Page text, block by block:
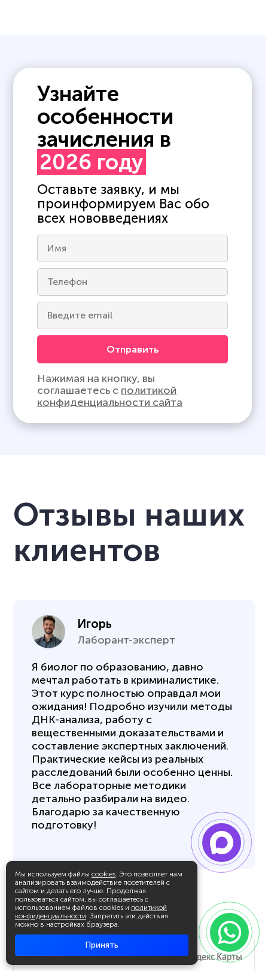
Мы используем файлы cookies. Это позволяет нам
анализировать взаимодействие посетителей с
сайтом и делать его лучше. Продолжая
пользоваться сайтом, вы соглашаетесь с
использованием файлов cookies и политикой
конфиденциальности. Запретить эти действия
можно в настройках браузера.
Принять
Узнайте
особенности
зачисления в
2026 году
Оставьте заявку, и мы
проинформируем Вас обо
всех нововведениях
Отправить
Нажимая на кнопку, вы
соглашаетесь с политикой
конфиденциальности сайта
Отзывы наших
клиентов
Игорь
Лаборант-эксперт
Я биолог по образованию, давно
мечтал работать в криминалистике.
Этот курс полностью оправдал мои
ожидания! Подробно изучили методы
ДНК-анализа, работу с
вещественными доказательствами и
составление экспертных заключений.
Практические кейсы из реальных
расследований были особенно ценны.
Все лабораторные методики
детально разбирали на видео.
Благодарю за качественную
подготовку!